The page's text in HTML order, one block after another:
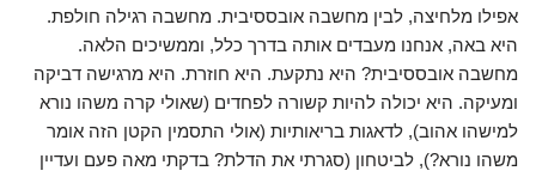
אפילו מלחיצה, לבין מחשבה אובססיבית. מחשבה רגילה חולפת.
היא באה, אנחנו מעבדים אותה בדרך כלל, וממשיכים הלאה.
מחשבה אובססיבית? היא נתקעת. היא חוזרת. היא מרגישה דביקה
ומעיקה. היא יכולה להיות קשורה לפחדים (שאולי קרה משהו נורא
למישהו אהוב), לדאגות בריאותיות (אולי התסמין הקטן הזה אומר
משהו נורא?), לביטחון (סגרתי את הדלת? בדקתי מאה פעם ועדיין